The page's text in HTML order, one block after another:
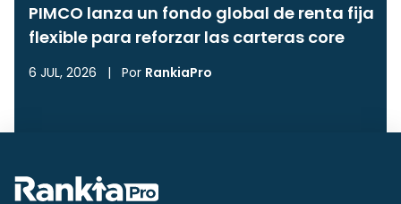
PIMCO lanza un fondo global de renta fija
flexible para reforzar las carteras core
6 JUL, 2026 | Por RankiaPro